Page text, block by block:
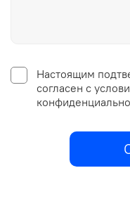
Настоящим
согласен с